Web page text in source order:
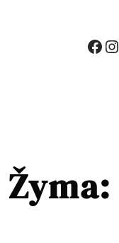
Facebook Instagram
Žyma: